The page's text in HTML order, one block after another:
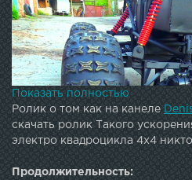
Показать полностью
Ролик о том как на канеле
скачать ролик Такого
электро квадроцикла 4х4
Продолжительность: